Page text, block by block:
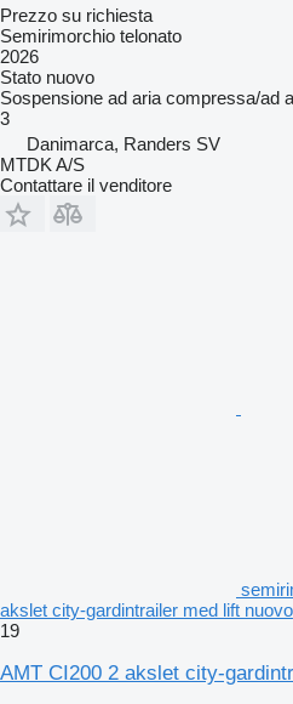
Prezzo su richiesta
Semirimorchio telonato
2026
Stato nuovo
Sospensione ad aria compressa/ad
3
Danimarca, Randers SV
MTDK A/S
Contattare il venditore
akslet city-gardintrailer med lift nuovo
19
AMT CI200 2 akslet city-